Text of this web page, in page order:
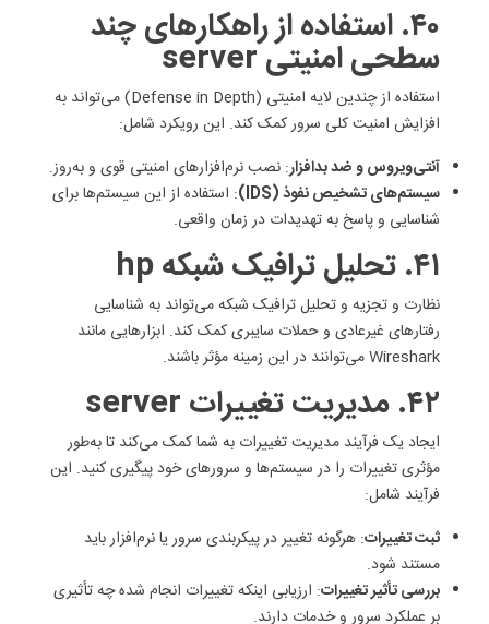
۴۰. استفاده از راهکارهای چند
سطحی امنیتی server
استفاده از چندین لایه امنیتی (Defense in Depth) می‌تواند به
افزایش امنیت کلی سرور کمک کند. این رویکرد شامل:
آنتی‌ویروس و ضد بدافزار: نصب نرم‌افزارهای امنیتی قوی و به‌روز.
سیستم‌های تشخیص نفوذ (IDS)
: استفاده از این سیستم‌ها برای
شناسایی و پاسخ به تهدیدات در زمان واقعی.
۴۱. تحلیل ترافیک شبکه hp
نظارت و تجزیه و تحلیل ترافیک شبکه می‌تواند به شناسایی
رفتارهای غیرعادی و حملات سایبری کمک کند. ابزارهایی مانند
Wireshark می‌توانند در این زمینه مؤثر باشند.
۴۲. مدیریت تغییرات server
ایجاد یک فرآیند مدیریت تغییرات به شما کمک می‌کند تا به‌طور
مؤثری تغییرات را در سیستم‌ها و سرورهای خود پیگیری کنید. این
فرآیند شامل:
ثبت تغییرات: هرگونه تغییر در پیکربندی سرور یا نرم‌افزار باید
مستند شود.
بررسی تأثیر تغییرات: ارزیابی اینکه تغییرات انجام شده چه تأثیری
بر عملکرد سرور و خدمات دارند.